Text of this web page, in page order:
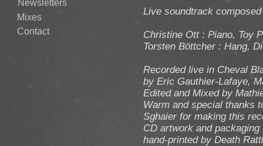
Mixes
Newsletters
Contact
Live soundtrack
Christine Ott : Piano, Toy
Torsten Böttcher : Hang,
Recorded live in Cheval
by Eric Gauthier-Lafaye,
Edited and Mixed by
Warm and special thanks
Sghaier for making this
CD artwork and
​hand-printed by Death